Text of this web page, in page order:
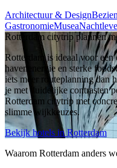
Architectuur & Design
GastronomieMusea
Rotterdam citytrip plannen
Rotterdam is ideaal voor
havenenergie en sterke
iets meer routeplanning dan
je met duidelijke contrasten
Rotterdam citytrip met
slimme wijkkeuzes.
Bekijk hotels in Rotterdam
Waarom Rotterdam anders